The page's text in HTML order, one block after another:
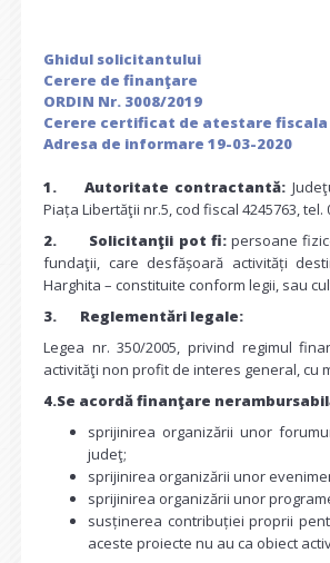
Ghidul solicitantului
Cerere de finanţare
ORDIN Nr. 3008/2019
Cerere certificat de atestare fiscala
Adresa de informare 19-03-2020
1.Autoritate contractantă:
Piața Libertăţii nr.5, cod fiscal 4245763, tel.
2. Solicitanţii pot fi:persoane
fundaţii, care desfășoară activități
Harghita – constituite conform legii, sau
3. Reglementări legale:
Legea nr. 350/2005, privind regimul
activităţi non profit de interes general, cu
4.Se acordă finanţare
sprijinirea organizării unor
judeţ;
sprijinirea organizării unor
sprijinirea organizării unor
susținerea contribuției proprii
aceste proiecte nu au ca obiect